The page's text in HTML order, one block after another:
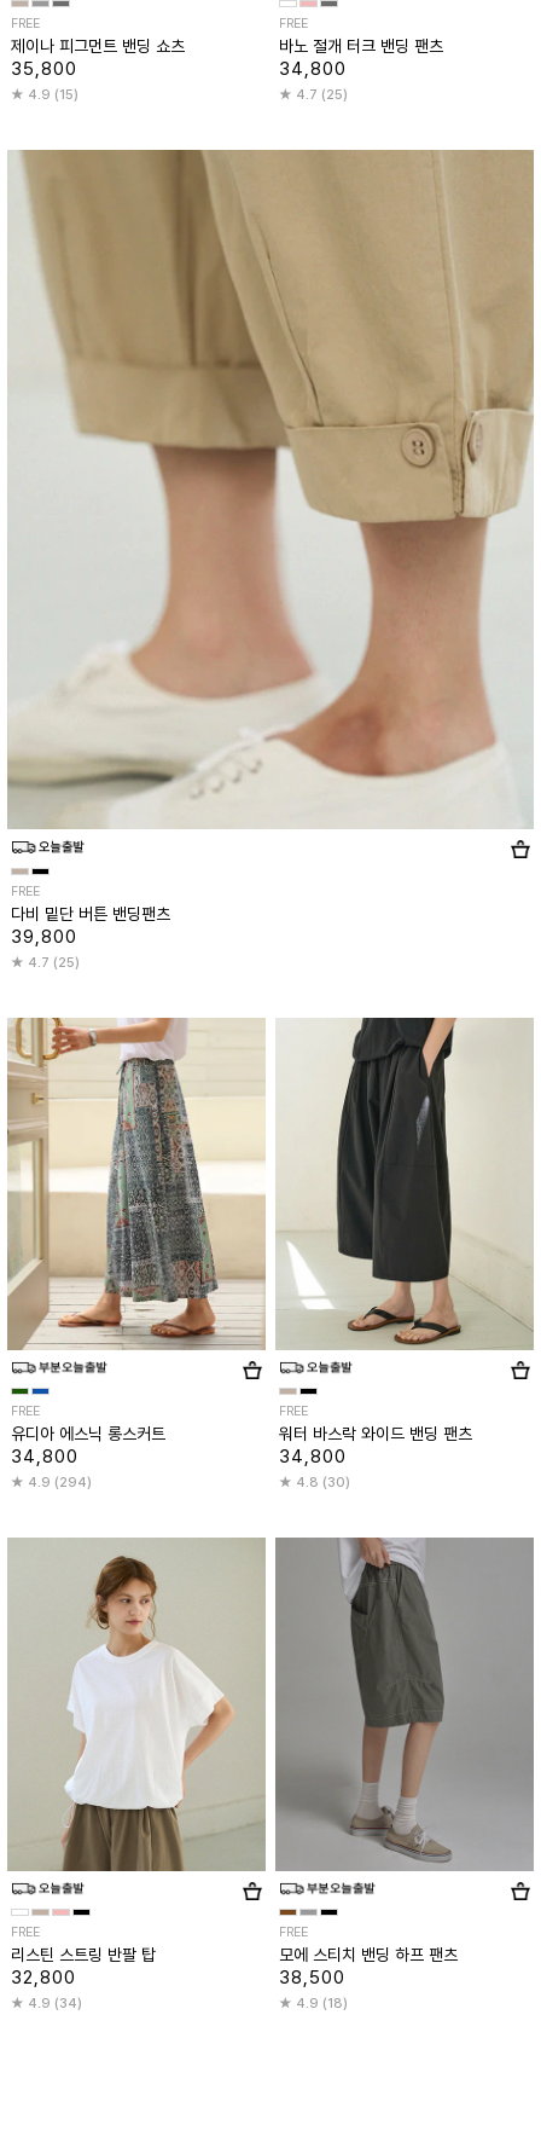
FREE
제이나 피그먼트 밴딩 쇼츠
35,800
4.9 (15)
FREE
바노 절개 터크 밴딩 팬츠
34,800
4.7 (25)
FREE
다비 밑단 버튼 밴딩팬츠
39,800
4.7 (25)
FREE
유디아 에스닉 롱스커트
34,800
4.9 (294)
FREE
워터 바스락 와이드 밴딩 팬츠
34,800
4.8 (30)
FREE
리스틴 스트링 반팔 탑
32,800
4.9 (34)
FREE
모에 스티치 밴딩 하프 팬츠
38,500
4.9 (18)